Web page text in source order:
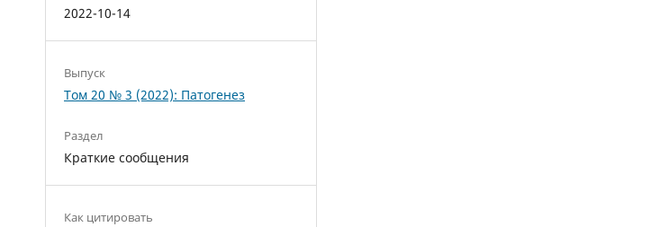
2022-10-14
Выпуск
Том 20 № 3 (2022): Патогенез
Раздел
Краткие сообщения
Как цитировать